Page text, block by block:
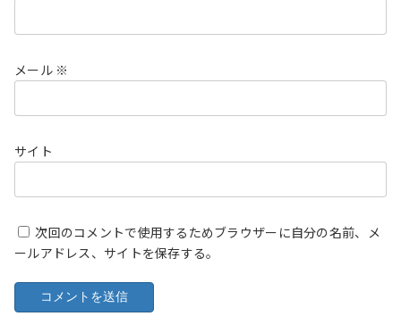
メール ※
サイト
次回のコメントで使用するためブラウザーに自分の名前、メ
ールアドレス、サイトを保存する。